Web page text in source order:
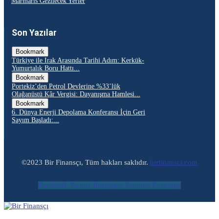
Son Yazılar
Bookmark
Türkiye ile Irak Arasında Tarihi Adım: Kerkük-
Yumurtalık Boru Hattı...
Bookmark
Portekiz’den Petrol Devlerine %33’lük
Olağanüstü Kâr Vergisi: Dayanışma Hamlesi...
Bookmark
6. Dünya Enerji Depolama Konferansı İçin Geri
Sayım Başladı:...
©2023 Bir Finansçı, Tüm hakları saklıdır. birfinansci.com
Facebook Twitter Instagram Youtube Envelope